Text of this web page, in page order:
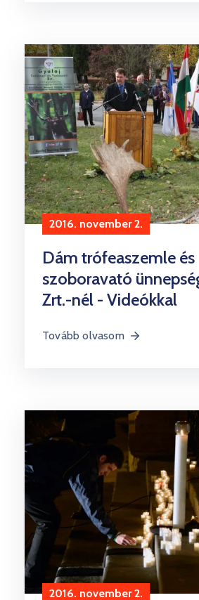
2016. november 2.
Dám trófeaszemle és
szoboravató
Zrt.-nél - Videókkal
Tovább olvasom
2016. november 2.